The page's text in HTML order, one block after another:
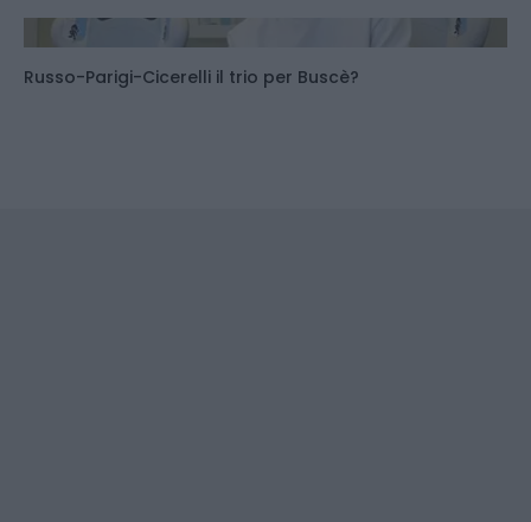
Russo-Parigi-Cicerelli il trio per Buscè?